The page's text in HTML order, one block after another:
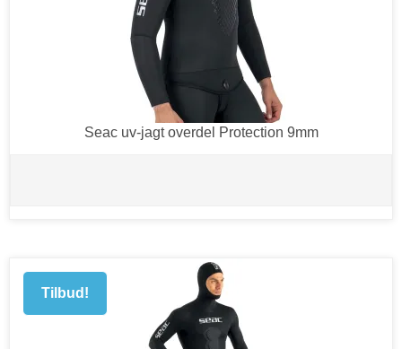
Seac uv-jagt overdel Protection 9mm
Tilbud!